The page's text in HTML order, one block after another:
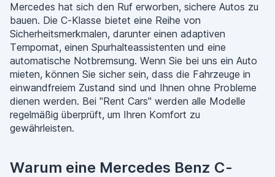
Mercedes hat sich den Ruf erworben, sichere Autos zu
bauen. Die C-Klasse bietet eine Reihe von
Sicherheitsmerkmalen, darunter einen adaptiven
Tempomat, einen Spurhalteassistenten und eine
automatische Notbremsung. Wenn Sie bei uns ein Auto
mieten, können Sie sicher sein, dass die Fahrzeuge in
einwandfreiem Zustand sind und Ihnen ohne Probleme
dienen werden. Bei "Rent Cars" werden alle Modelle
regelmäßig überprüft, um Ihren Komfort zu
gewährleisten.
Warum eine Mercedes Benz C-